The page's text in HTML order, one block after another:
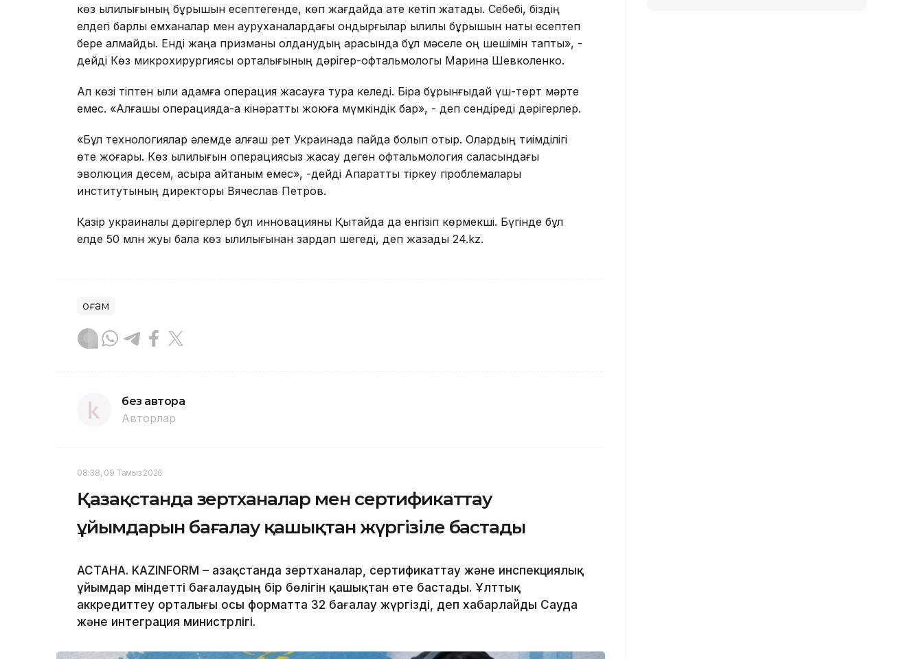
көз қылилығының бұрышын есептегенде, көп жағдайда қате кетіп жатады. Себебі, біздің
елдегі барлық емханалар мен ауруханалардағы қондырғылар қылилық бұрышын нақты есептеп
бере алмайды. Енді жаңа призманы қолданудың арқасында бұл мәселе оң шешімін тапты», -
дейді Көз микрохирургиясы орталығының дәрігер-офтальмологы Марина Шевколенко.
Ал көзі тіптен қыли адамға операция жасауға тура келеді. Бірақ бұрынғыдай үш-төрт мәрте
емес. «Алғашқы операцияда-ақ кінәратты жоюға мүмкіндік бар», - деп сендіреді дәрігерлер.
«Бұл технологиялар әлемде алғаш рет Украинада пайда болып отыр. Олардың тиімділігі
өте жоғары. Көз қылилығын операциясыз жасау деген офтальмология саласындағы
эволюция десем, асыра айтқаным емес», -дейді Ақпаратты тіркеу проблемалары
институтының директоры Вячеслав Петров.
Қазір украиналық дәрігерлер бұл инновацияны Қытайда да енгізіп көрмекші. Бүгінде бұл
елде 50 млн жуық бала көз қылилығынан зардап шегеді, деп жазады 24.kz.
Қоғам
без автора
Авторлар
08:38, 09 Тамыз 2026
Қазақстанда зертханалар мен сертификаттау
ұйымдарын бағалау қашықтан жүргізіле бастады
АСТАНА. KAZINFORM – Қазақстанда зертханалар, сертификаттау және инспекциялық
ұйымдар міндетті бағалаудың бір бөлігін қашықтан өте бастады. Ұлттық
аккредиттеу орталығы осы форматта 32 бағалау жүргізді, деп хабарлайды Сауда
және интеграция министрлігі.